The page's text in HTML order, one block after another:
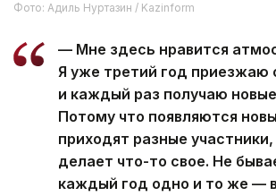
Фото: Адиль Нуртазин / Kazinform
— Мне здесь нравится
Я уже третий год приезжаю
и каждый раз получаю
Потому что появляются
приходят разные
делает что-то свое. Не
каждый год одно и то же —